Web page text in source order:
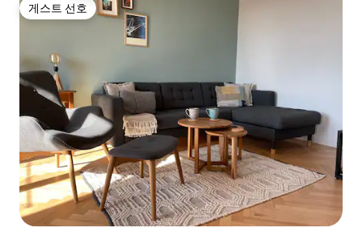
게스트 선호
게스트 선호